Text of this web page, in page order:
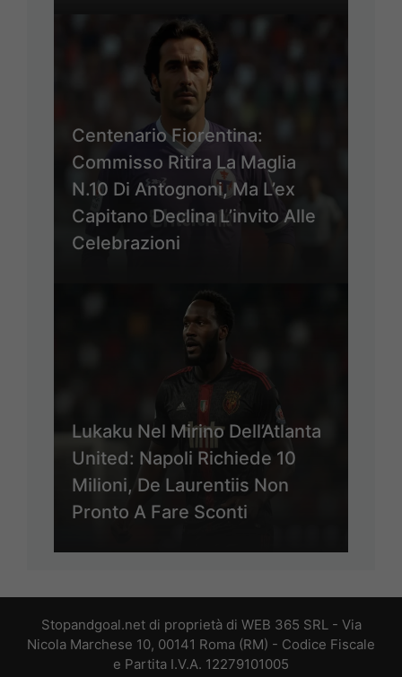
Centenario Fiorentina:
Commisso Ritira La Maglia
N.10 Di Antognoni, Ma L’ex
Capitano Declina L’invito Alle
Celebrazioni
Lukaku Nel Mirino Dell’Atlanta
United: Napoli Richiede 10
Milioni, De Laurentiis Non
Pronto A Fare Sconti
Stopandgoal.net di proprietà di WEB 365 SRL - Via
Nicola Marchese 10, 00141 Roma (RM) - Codice Fiscale
e Partita I.V.A. 12279101005